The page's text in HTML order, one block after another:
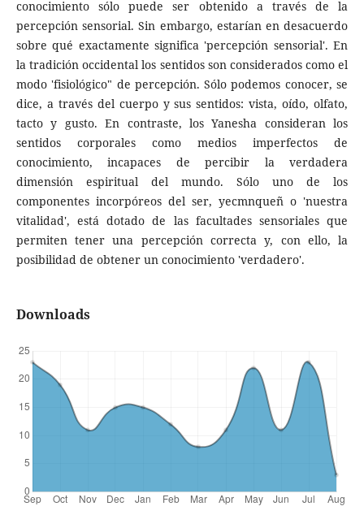
conocimiento sólo puede ser obtenido a través de la
percepción sensorial. Sin embargo, estarían en desacuerdo
sobre qué exactamente significa 'percepción sensorial'. En
la tradición occidental los sentidos son considerados como el
modo 'fisiológico" de percepción. Sólo podemos conocer, se
dice, a través del cuerpo y sus sentidos: vista, oído, olfato,
tacto y gusto. En contraste, los Yanesha consideran los
sentidos corporales como medios imperfectos de
conocimiento, incapaces de percibir la verdadera
dimensión espiritual del mundo. Sólo uno de los
componentes incorpóreos del ser, yecmnqueñ o 'nuestra
vitalidad', está dotado de las facultades sensoriales que
permiten tener una percepción correcta y, con ello, la
posibilidad de obtener un conocimiento 'verdadero'.
Downloads